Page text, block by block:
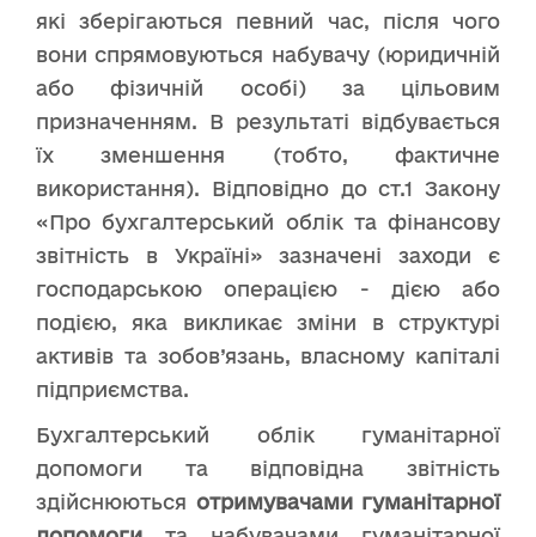
які зберігаються певний час, після чого
вони спрямовуються набувачу (юридичній
або фізичній особі) за цільовим
призначенням. В результаті відбувається
їх зменшення (тобто, фактичне
використання). Відповідно до ст.1 Закону
«Про бухгалтерський облік та фінансову
звітність в Україні» зазначені заходи є
господарською операцією - дією або
подією, яка викликає зміни в структурі
активів та зобов’язань, власному капіталі
підприємства.
Бухгалтерський облік гуманітарної
допомоги та відповідна звітність
здійснюються отримувачами гуманітарної